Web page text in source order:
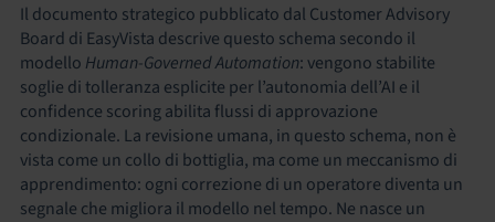
Il documento strategico pubblicato dal Customer Advisory
Board di EasyVista descrive questo schema secondo il
modello Human-Governed Automation: vengono stabilite
soglie di tolleranza esplicite per l’autonomia dell’AI e il
confidence scoring abilita flussi di approvazione
condizionale. La revisione umana, in questo schema, non è
vista come un collo di bottiglia, ma come un meccanismo di
apprendimento: ogni correzione di un operatore diventa un
segnale che migliora il modello nel tempo. Ne nasce un